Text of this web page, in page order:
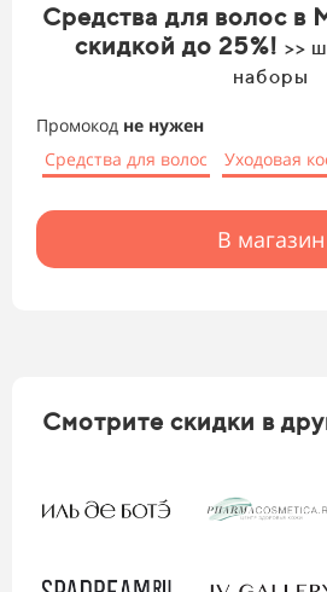
Средства для волос в
скидкой до 25%! >>
наборы
Промокод не нужен
Средства для волос
Уходовая
В магазин
Смотрите скидки в